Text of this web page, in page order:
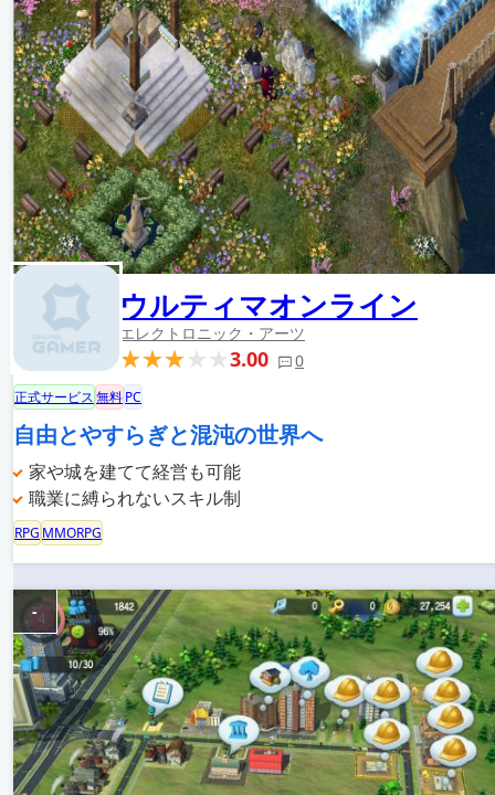
ウルティマオンライン
エレクトロニック・アーツ
3.00 0
正式サービス無料PC
自由とやすらぎと混沌の世界へ
家や城を建てて経営も可能
職業に縛られないスキル制
RPG MMORPG
-